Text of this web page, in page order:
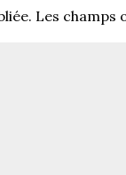
Les champs